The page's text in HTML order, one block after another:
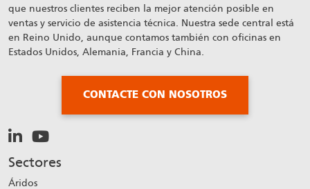
que nuestros clientes reciben la mejor atención posible en
ventas y servicio de asistencia técnica. Nuestra sede central está
en Reino Unido, aunque contamos también con oficinas en
Estados Unidos, Alemania, Francia y China.
CONTACTE CON NOSOTROS
Sectores
Áridos